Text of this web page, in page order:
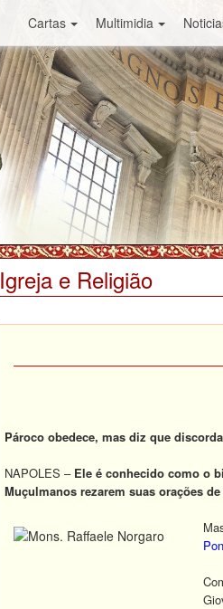
Cartas Multimidia
Igreja e Religião
Pároco obedece, mas diz que
NAPOLES – Ele é conhecido como o
Muçulmanos rezarem suas orações